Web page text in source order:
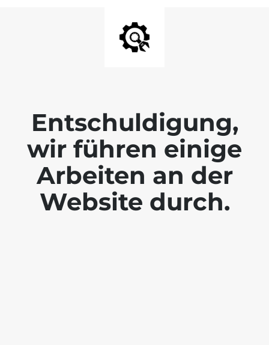
Entschuldigung,
wir führen einige
Arbeiten an der
Website durch.